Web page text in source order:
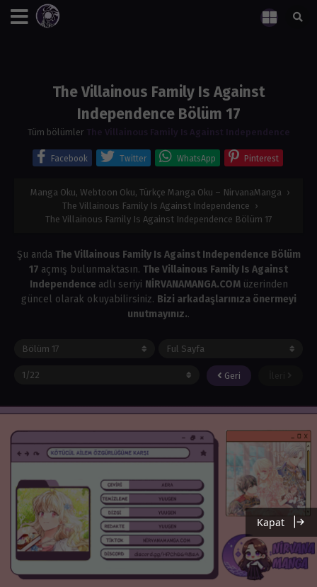
The Villainous Family Is Against
Independence Bölüm 17
Tüm bölümler The Villainous Family Is Against Independence
Facebook Twitter WhatsApp Pinterest
Manga Oku, Webtoon Oku, Türkçe Manga Oku – NirvanaManga ›
The Villainous Family Is Against Independence ›
The Villainous Family Is Against Independence Bölüm 17
Şu anda The Villainous Family Is Against Independence Bölüm
17 açmış bulunmaktasın. The Villainous Family Is Against
Independence adlı seriyi NİRVANAMANGA.COM üzerinden
güncel olarak okuyabilirsiniz. Bizi arkadaşlarınıza önermeyi
unutmayınız..
Geri
Kapat